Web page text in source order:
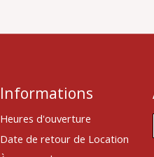
Informations
Heures d'ouverture
Date de retour de Location